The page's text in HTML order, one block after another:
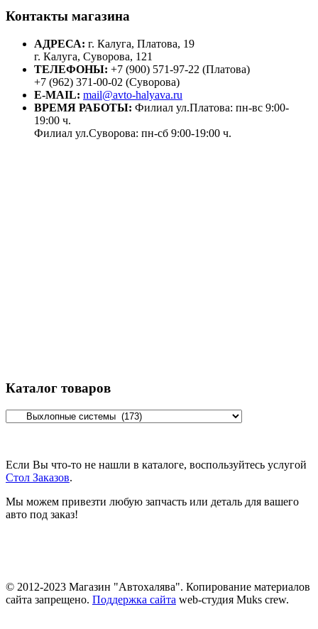
Контакты магазина
АДРЕСА: г. Калуга, Платова, 19
г. Калуга, Суворова, 121
ТЕЛЕФОНЫ: +7 (900) 571-97-22 (Платова)
+7 (962) 371-00-02 (Суворова)
E-MAIL: mail@avto-halyava.ru
ВРЕМЯ РАБОТЫ: Филиал ул.Платова: пн-вс 9:00-
19:00 ч.
Филиал ул.Суворова: пн-сб 9:00-19:00 ч.
Каталог товаров
Если Вы что-то не нашли в каталоге, воспользуйтесь услугой
Стол Заказов.
Мы можем привезти любую запчасть или деталь для вашего
авто под заказ!
© 2012-2023 Магазин "Автохалява". Копирование материалов
сайта запрещено. Поддержка сайта web-студия Muks crew.